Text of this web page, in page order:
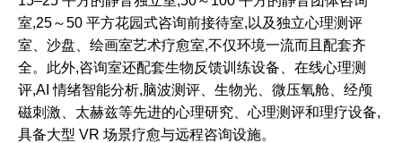
室,25～50 平方花园式咨询前接待室,以及独立心理测评
室、沙盘、绘画室艺术疗愈室,不仅环境一流而且配套齐
全。此外,咨询室还配套生物反馈训练设备、在线心理测
评,AI 情绪智能分析,脑波测评、生物光、微压氧舱、经颅
磁刺激、太赫兹等先进的心理研究、心理测评和理疗设备,
具备大型 VR 场景疗愈与远程咨询设施。